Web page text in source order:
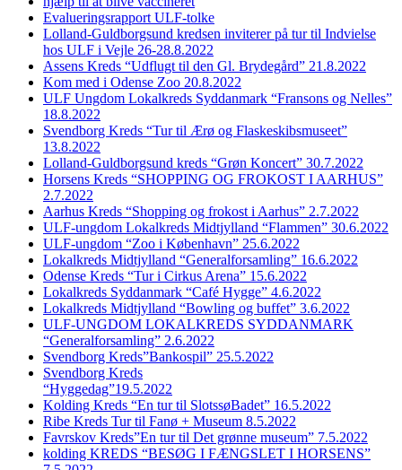
Evalueringsrapport ULF-tolke
Lolland-Guldborgsund kredsen inviterer på tur til Indvielse
hos ULF i Vejle 26-28.8.2022
Assens Kreds “Udflugt til den Gl. Brydegård” 21.8.2022
Kom med i Odense Zoo 20.8.2022
ULF Ungdom Lokalkreds Syddanmark “Fransons og Nelles”
18.8.2022
Svendborg Kreds “Tur til Ærø og Flaskeskibsmuseet”
13.8.2022
Lolland-Guldborgsund kreds “Grøn Koncert” 30.7.2022
Horsens Kreds “SHOPPING OG FROKOST I AARHUS”
2.7.2022
Aarhus Kreds “Shopping og frokost i Aarhus” 2.7.2022
ULF-ungdom Lokalkreds Midtjylland “Flammen” 30.6.2022
ULF-ungdom “Zoo i København” 25.6.2022
Lokalkreds Midtjylland “Generalforsamling” 16.6.2022
Odense Kreds “Tur i Cirkus Arena” 15.6.2022
Lokalkreds Syddanmark “Café Hygge” 4.6.2022
Lokalkreds Midtjylland “Bowling og buffet” 3.6.2022
ULF-UNGDOM LOKALKREDS SYDDANMARK
“Generalforsamling” 2.6.2022
Svendborg Kreds”Bankospil” 25.5.2022
Svendborg Kreds
“Hyggedag”19.5.2022
Kolding Kreds “En tur til SlotssøBadet” 16.5.2022
Ribe Kreds Tur til Fanø + Museum 8.5.2022
Favrskov Kreds”En tur til Det grønne museum” 7.5.2022
kolding KREDS “BESØG I FÆNGSLET I HORSENS”